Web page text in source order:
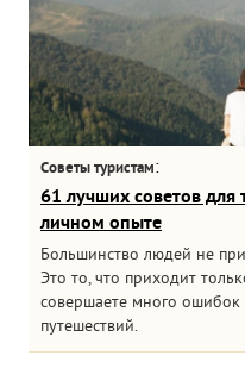
Советы туристам:
61 лучших советов для
личном опыте
Большинство людей не
Это то, что приходит
совершаете много
путешествий.